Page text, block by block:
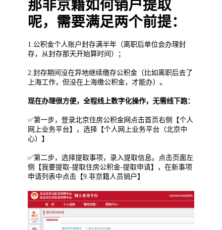
那非京籍如何销户提取
呢，需要满足两个前提：
1.公积金个人账户封存满半年（离职后单位会办理封
存，从封存那天开始算时间）；
2.封存期间没在异地继续缴存公积金（比如离职后去了
上海工作，但没在上海缴公积金，才能办）。
现在办理很方便，全程线上数字化操作，无需线下跑：
✅第一步，登录北京住房公积金网点击首页右侧【个人
网上业务平台】，选择【个人网上业务平台（北京中
心）】
✅第二步，选择提取事项，录入提取信息。点击页面左
侧【我要提取-提取住房公积金-提取申请】，在新事项
申请列表中点击【9.非京籍人员销户】